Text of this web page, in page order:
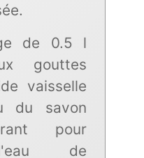
de 0.5 l
gouttes
vaisselle
du savon
pour
de